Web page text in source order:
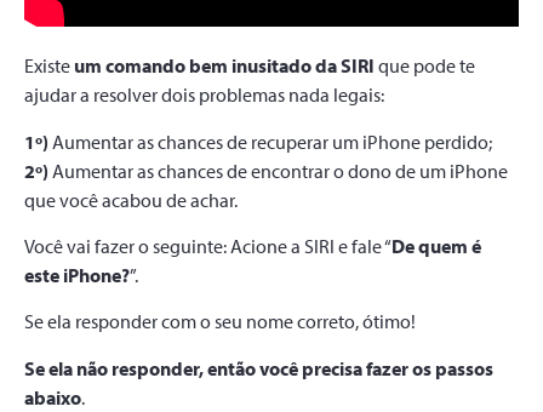
Existe um comando bem inusitado da SIRI que pode te
ajudar a resolver dois problemas nada legais:
1º) Aumentar as chances de recuperar um iPhone perdido;
2º) Aumentar as chances de encontrar o dono de um iPhone
que você acabou de achar.
Você vai fazer o seguinte: Acione a SIRI e fale “De quem é
este iPhone?”.
Se ela responder com o seu nome correto, ótimo!
Se ela não responder, então você precisa fazer os passos
abaixo.